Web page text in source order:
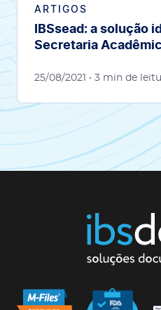
ARTIGOS
IBSsead: a solução
Secretaria
25/08/2021 • 3 min de